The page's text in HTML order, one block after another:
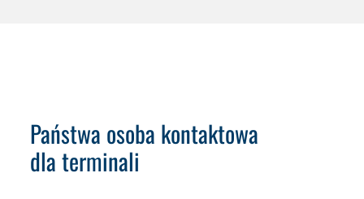
Państwa osoba kontaktowa
dla terminali